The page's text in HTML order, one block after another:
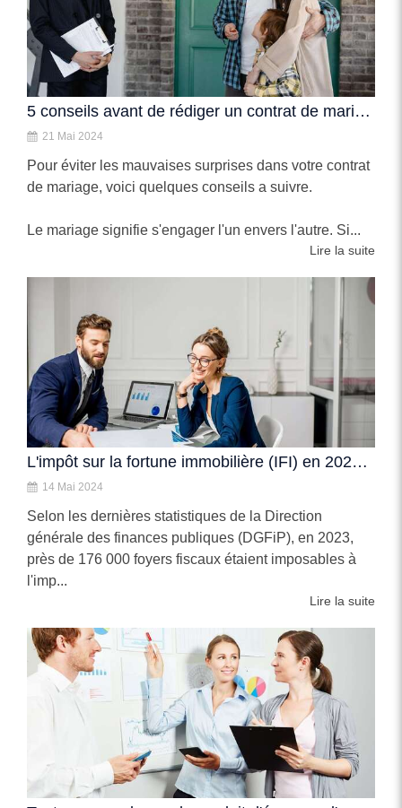
5 conseils avant de rédiger un contrat de mariage
21 Mai 2024
Pour éviter les mauvaises surprises dans votre contrat
de mariage, voici quelques conseils a suivre.
Le mariage signifie s'engager l'un envers l'autre. Si...
Lire la suite
L'impôt sur la fortune immobilière (IFI) en 2023 : qui sont les Français concernés ?
14 Mai 2024
Selon les dernières statistiques de la Direction
générale des finances publiques (DGFiP), en 2023,
près de 176 000 foyers fiscaux étaient imposables à
l'imp...
Lire la suite